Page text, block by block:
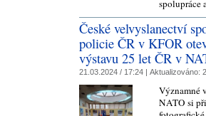
České velvyslanectví
policie ČR v KFOR
výstavu 25 let ČR v
21.03.2024 / 17:24 | Aktualizováno:
Významné
NATO si